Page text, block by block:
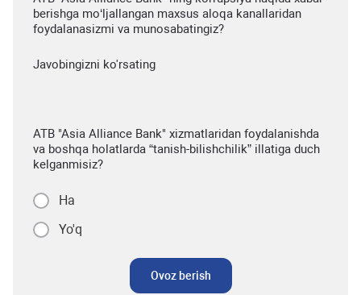
berishga mo‘ljallangan maxsus aloqa kanallaridan
foydalanasizmi va munosabatingiz?
Javobingizni ko'rsating
ATB "Asia Alliance Bank" xizmatlaridan foydalanishda
va boshqa holatlarda “tanish-bilishchilik” illatiga duch
kelganmisiz?
Ha
Yo'q
Ovoz berish